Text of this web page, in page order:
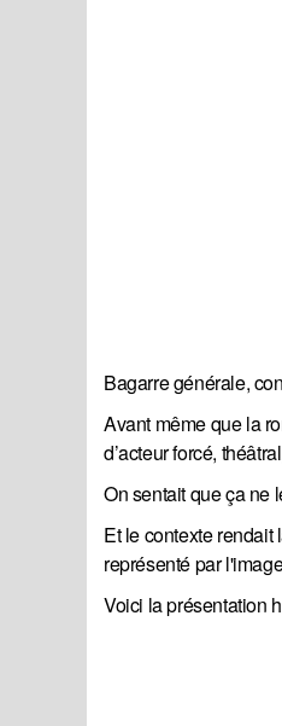
Bagarre générale,
Avant même que la
d’acteur forcé,
On sentait que ça ne
Et le contexte
représenté par
Voici la présentation